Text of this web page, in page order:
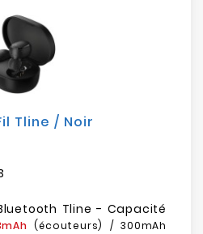
Tline / Noir
Tline - Capacité
(écouteurs) / 300mAh